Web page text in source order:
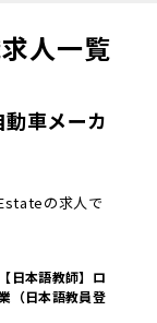
人一覧
動車メーカ
の求人で
日本語教師】ロ
（日本語教員登